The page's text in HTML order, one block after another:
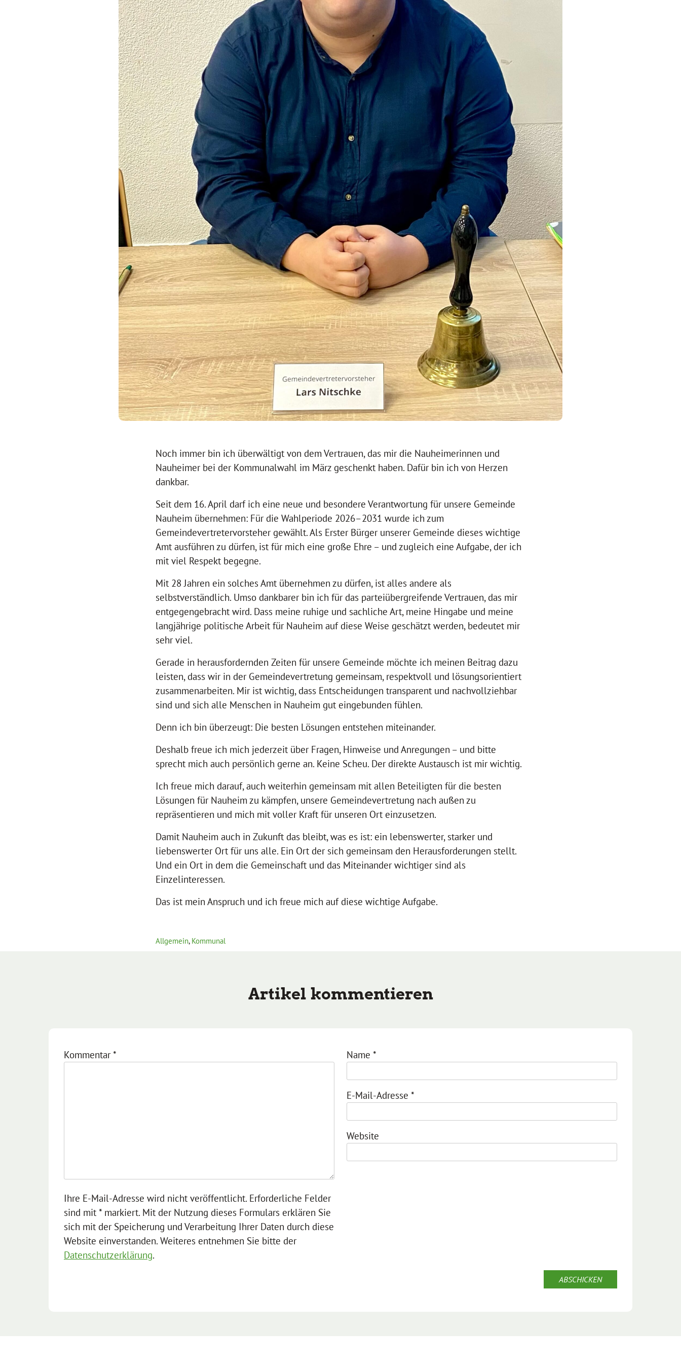
Noch immer bin ich überwältigt von dem Vertrauen, das mir die Nauheimerinnen und
Nauheimer bei der Kommunalwahl im März geschenkt haben. Dafür bin ich von Herzen
dankbar.
Seit dem 16. April darf ich eine neue und besondere Verantwortung für unsere Gemeinde
Nauheim übernehmen: Für die Wahlperiode 2026–2031 wurde ich zum
Gemeindevertretervorsteher gewählt. Als Erster Bürger unserer Gemeinde dieses wichtige
Amt ausführen zu dürfen, ist für mich eine große Ehre – und zugleich eine Aufgabe, der ich
mit viel Respekt begegne.
Mit 28 Jahren ein solches Amt übernehmen zu dürfen, ist alles andere als
selbstverständlich. Umso dankbarer bin ich für das parteiübergreifende Vertrauen, das mir
entgegengebracht wird. Dass meine ruhige und sachliche Art, meine Hingabe und meine
langjährige politische Arbeit für Nauheim auf diese Weise geschätzt werden, bedeutet mir
sehr viel.
Gerade in herausfordernden Zeiten für unsere Gemeinde möchte ich meinen Beitrag dazu
leisten, dass wir in der Gemeindevertretung gemeinsam, respektvoll und lösungsorientiert
zusammenarbeiten. Mir ist wichtig, dass Entscheidungen transparent und nachvollziehbar
sind und sich alle Menschen in Nauheim gut eingebunden fühlen.
Denn ich bin überzeugt: Die besten Lösungen entstehen miteinander.
Deshalb freue ich mich jederzeit über Fragen, Hinweise und Anregungen – und bitte
sprecht mich auch persönlich gerne an. Keine Scheu. Der direkte Austausch ist mir wichtig.
Ich freue mich darauf, auch weiterhin gemeinsam mit allen Beteiligten für die besten
Lösungen für Nauheim zu kämpfen, unsere Gemeindevertretung nach außen zu
repräsentieren und mich mit voller Kraft für unseren Ort einzusetzen.
Damit Nauheim auch in Zukunft das bleibt, was es ist: ein lebenswerter, starker und
liebenswerter Ort für uns alle. Ein Ort der sich gemeinsam den Herausforderungen stellt.
Und ein Ort in dem die Gemeinschaft und das Miteinander wichtiger sind als
Einzelinteressen.
Das ist mein Anspruch und ich freue mich auf diese wichtige Aufgabe.
Allgemein, Kommunal
Artikel kommentieren
Kommentar*
Ihre E-Mail-Adresse wird nicht veröffentlicht. Erforderliche Felder
sind mit * markiert. Mit der Nutzung dieses Formulars erklären Sie
sich mit der Speicherung und Verarbeitung Ihrer Daten durch diese
Website einverstanden. Weiteres entnehmen Sie bitte der
Datenschutzerklärung.
Name *
E-Mail-Adresse *
Website